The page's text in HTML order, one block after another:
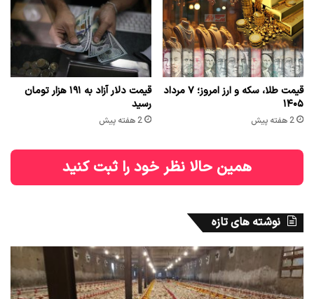
قیمت طلا، سکه و ارز امروز؛ ۷ مرداد
۱۴۰۵
2 هفته پیش
قیمت دلار آزاد به ۱۹۱ هزار تومان
رسید
2 هفته پیش
همین حالا نظر خود را ثبت کنید
نوشته های تازه